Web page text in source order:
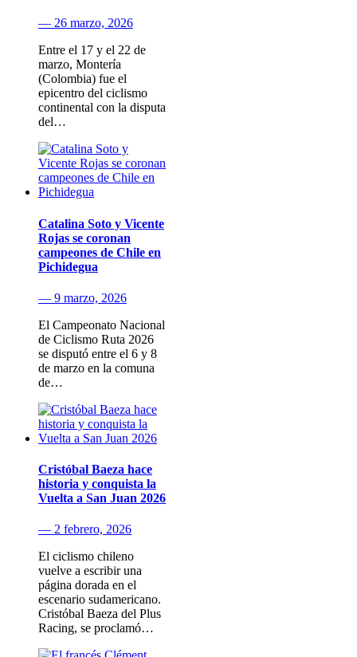
— 26 marzo, 2026
Entre el 17 y el 22 de
marzo, Montería
(Colombia) fue el
epicentro del ciclismo
continental con la disputa
del…
Catalina Soto y Vicente
Rojas se coronan
campeones de Chile en
Pichidegua
— 9 marzo, 2026
El Campeonato Nacional
de Ciclismo Ruta 2026
se disputó entre el 6 y 8
de marzo en la comuna
de…
Cristóbal Baeza hace
historia y conquista la
Vuelta a San Juan 2026
— 2 febrero, 2026
El ciclismo chileno
vuelve a escribir una
página dorada en el
escenario sudamericano.
Cristóbal Baeza del Plus
Racing, se proclamó…